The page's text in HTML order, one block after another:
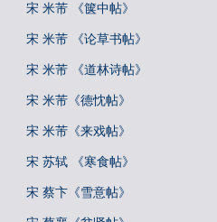
宋 米芾 《箧中帖》
宋 米芾 《论草书帖》
宋 米芾 《道林诗帖》
宋 米芾《德忱帖》
宋 米芾《来戏帖》
宋 苏轼 《寒食帖》
宋 蔡卞《雪意帖》